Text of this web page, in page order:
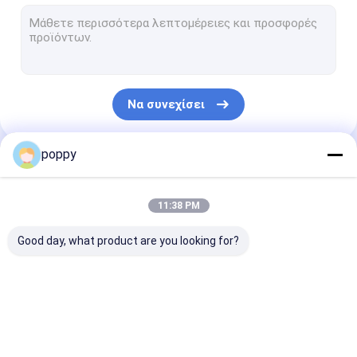
Διπλός σωλήνας ανοξείδωτου
πλαστά εξαρτήματα σωληνώσεων
σφυρηλάτησε συζευκτήρων σιδήρου και χάλυβα
Να συνεχίσει
Οι Κατηγορίες Μας
poppy
11:38 PM
Good day, what product are you looking for?